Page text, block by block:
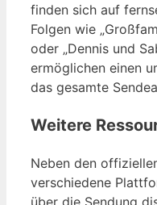
finden sich auf
Folgen wie
oder „Dennis und
ermöglichen einen
das gesamte
Weitere
Neben den
verschiedene
über die Sendung